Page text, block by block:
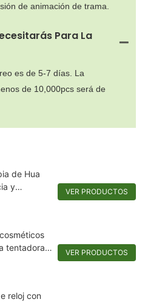
de animación de trama.
Para La
es de 5-7 días. La
de 10,000pcs será de
de Hua
y
VER PRODUCTOS
tentadora
VER PRODUCTOS
reloj con